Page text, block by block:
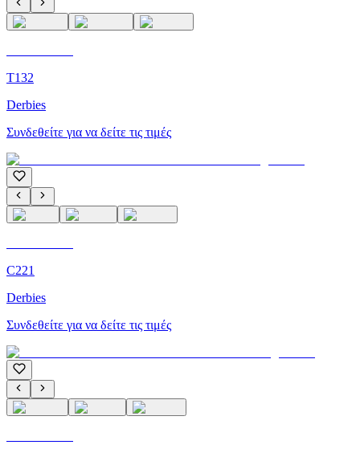
T132
Derbies
Συνδεθείτε για να δείτε τις τιμές
C221
Derbies
Συνδεθείτε για να δείτε τις τιμές